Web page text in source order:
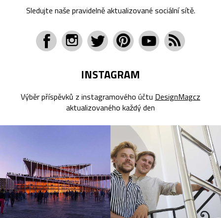
Sledujte naše pravidelně aktualizované sociální sítě.
INSTAGRAM
Výběr příspěvků z instagramového účtu DesignMagcz
aktualizovaného každý den